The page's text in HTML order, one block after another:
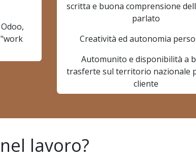
scritta e buona comprensione
parlato
Creatività ed autonomia
Automunito e disponibilità a
trasferte sul territorio nazionale
cliente
lavoro?